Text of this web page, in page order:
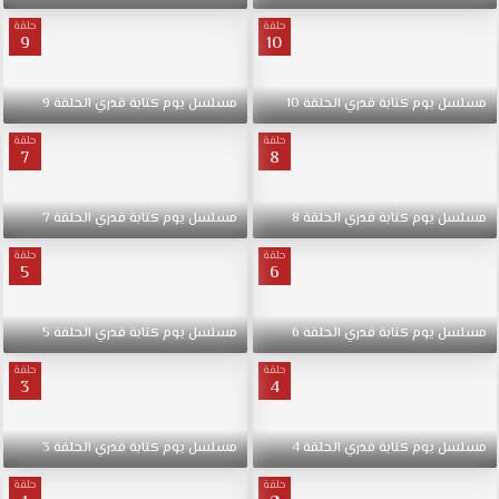
حلقة
10
مسلسليومكتابةقدريالحلقة10
حلقة
9
مسلسليومكتابةقدريالحلقة9
حلقة
8
مسلسليومكتابةقدريالحلقة8
حلقة
7
مسلسليومكتابةقدريالحلقة7
حلقة
6
مسلسليومكتابةقدريالحلقة6
حلقة
5
مسلسليومكتابةقدريالحلقة5
حلقة
4
مسلسليومكتابةقدريالحلقة4
حلقة
3
مسلسليومكتابةقدريالحلقة3
حلقة حلقة